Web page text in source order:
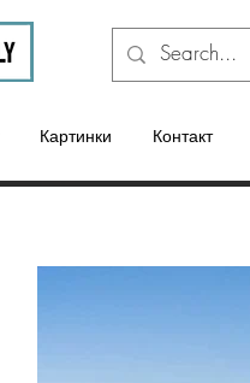
Картинки Контакт